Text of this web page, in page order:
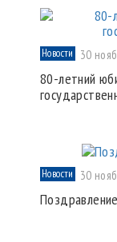
Новости 30
80-летний
Новости 30